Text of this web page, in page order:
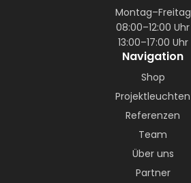
Montag–Freitag
08:00–12:00 Uhr
13:00–17:00 Uhr
Navigation
Shop
Projektleuchten
Referenzen
Team
Über uns
Partner